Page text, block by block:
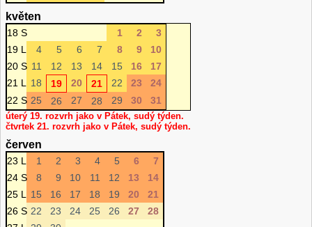
květen
18 S 1 2
3
19 L
4 5 6 7 8 9
10
20 S 11 12 13 14 15 16
17
21 L
18 19 20 21 22 23
24
22 S 25 26 27 28 29 30 31
úterý 19. rozvrh jako v Pátek, sudý týden.
čtvrtek 21. rozvrh jako v Pátek, sudý týden.
červen
23 L 1 2 3 4 5 6
7
24 S
8 9 10 11 12 13
14
25 L
15 16 17 18 19 20
21
26 S 22 23 24 25 26 27
28